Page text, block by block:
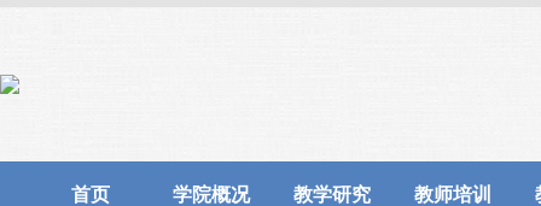
首页 学院概况 教学研究 教师培训